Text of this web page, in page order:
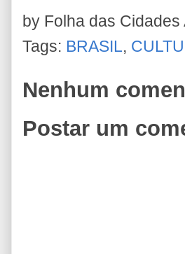
by Folha das Cidades
Tags: BRASIL,
Nenhum
Postar um